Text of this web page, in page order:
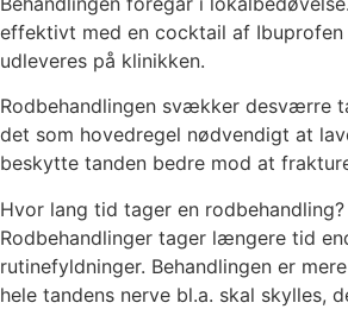
effektivt med en cocktail af Ibuprofen
udleveres på klinikken.
Rodbehandlingen svækker desværre
det som hovedregel nødvendigt at
beskytte tanden bedre mod at
Hvor lang tid tager en rodbehandling?
Rodbehandlinger tager længere tid
rutinefyldninger. Behandlingen er
hele tandens nerve bl.a. skal skylles,